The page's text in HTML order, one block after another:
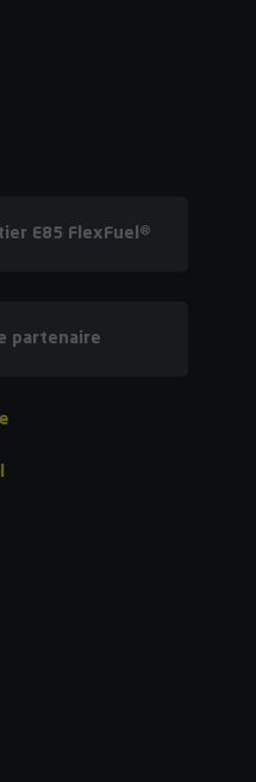
E85 FlexFuel®
partenaire